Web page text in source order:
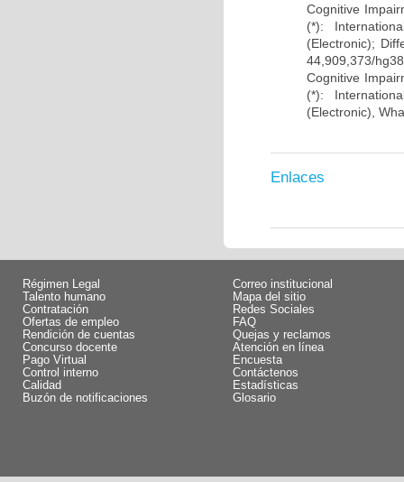
Cognitive
(*):
(Electronic);
44,909,373/
Cognitive
(*):
(Electronic),
Enlaces
Régimen Legal
Talento humano
Contratación
Ofertas de empleo
Rendición de cuentas
Concurso docente
Pago Virtual
Control interno
Calidad
Buzón de notificaciones
Correo institucional
Mapa del sitio
Redes Sociales
FAQ
Quejas y reclamos
Atención en línea
Encuesta
Contáctenos
Estadísticas
Glosario